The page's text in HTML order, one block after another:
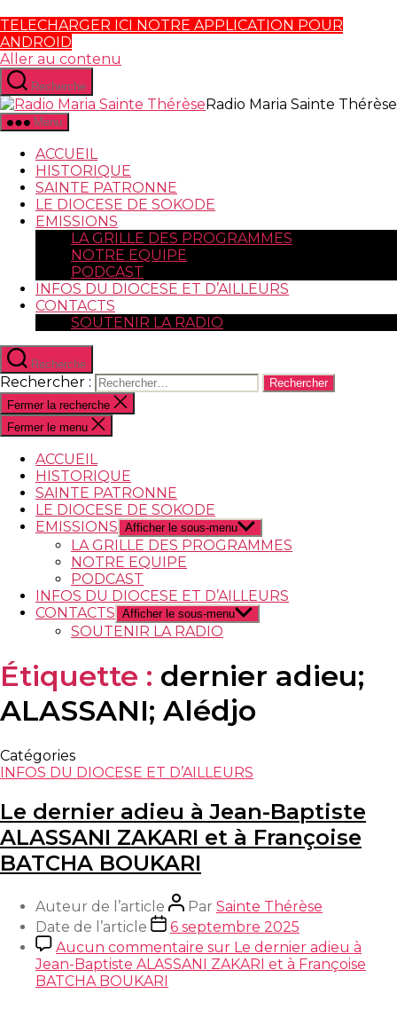
TELECHARGER ICI NOTRE APPLICATION POUR
ANDROID
Aller au contenu
Recherche
Radio Maria Sainte Thérèse
Menu
ACCUEIL
HISTORIQUE
SAINTE PATRONNE
LE DIOCESE DE SOKODE
EMISSIONS
LA GRILLE DES PROGRAMMES
NOTRE EQUIPE
PODCAST
INFOS DU DIOCESE ET D’AILLEURS
CONTACTS
SOUTENIR LA RADIO
Recherche
Rechercher :
Fermer la recherche
Fermer le menu
ACCUEIL
HISTORIQUE
SAINTE PATRONNE
LE DIOCESE DE SOKODE
EMISSIONS Afficher le sous-menu
LA GRILLE DES PROGRAMMES
NOTRE EQUIPE
PODCAST
INFOS DU DIOCESE ET D’AILLEURS
CONTACTS Afficher le sous-menu
SOUTENIR LA RADIO
Étiquette : dernier adieu;
ALASSANI; Alédjo
Catégories
INFOS DU DIOCESE ET D’AILLEURS
Le dernier adieu à Jean-Baptiste
ALASSANI ZAKARI et à Françoise
BATCHA BOUKARI
Auteur de l’article Par Sainte Thérèse
Date de l’article
6 septembre 2025
Aucun commentaire sur Le dernier adieu à
Jean-Baptiste ALASSANI ZAKARI et à Françoise
BATCHA BOUKARI